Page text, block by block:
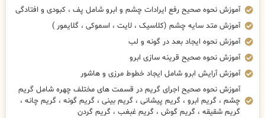
آموزش نحوه صحیح رفع ایرادات چشم و ابرو شامل پف ، کبودی و افتادگی
آموزش متد سایه چشم (کلاسیک ، لایت ، اسموکی ، گلایمور )
آموزش نحوه ایجاد بعد در گونه و لب
آموزش نحوه صحیح قرینه سازی ابرو
آموزش آرایش ابرو شامل ایجاد خطوط مرزی و هاشور
آموزش نحوه صحیح اجرای گریم در قسمت های مختلف چهره شامل گریم
چشم ، گریم ابرو ، گریم پیشانی ، گریم بینی ، گریم گونه ، گریم چانه ،
گریم شقیقه ، گریم گوش ، گریم غبغب ، گریم گردن